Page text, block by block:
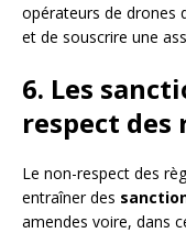
opérateurs de drones
et de souscrire une
6. Les
respect des
Le non-respect des
entraîner des
amendes voire, dans